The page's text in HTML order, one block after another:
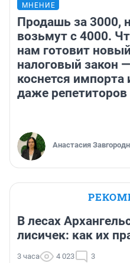
МНЕНИЕ
Продашь за 3000,
возьмут с 4000.
нам готовит новый
налоговый закон
коснется импорта
даже репетиторов
Анастасия
В лесах
лисичек: как их
3 часа 4 023 3